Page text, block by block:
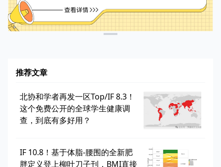
推荐文章
北协和学者再发一区Top/IF 8.3！
这个免费公开的全球学生健康调
查，到底有多好用？
IF 10.8！基于体脂-腰围的全新肥
胖定义登上柳叶刀子刊，BMI直接